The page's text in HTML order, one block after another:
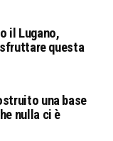
il Lugano,
questa
una base
nulla ci è